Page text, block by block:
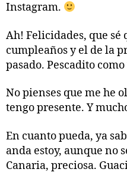
Instagram.
Ah! Felicidades, que sé
cumpleaños y el de la
pasado. Pescadito como
No pienses que me he
tengo presente. Y
En cuanto pueda, ya
anda estoy, aunque no
Canaria, preciosa.